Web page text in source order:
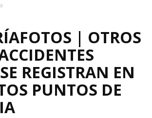
| OTROS
REGISTRAN EN
PUNTOS DE